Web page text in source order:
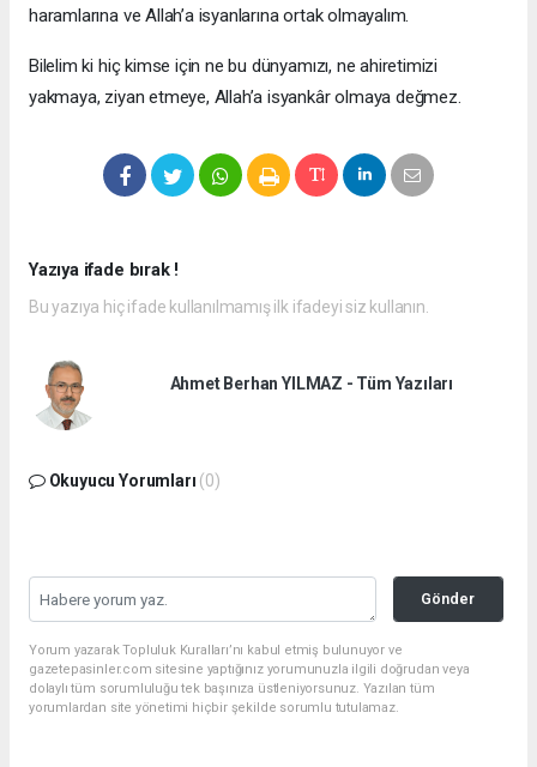
haramlarına ve Allah’a isyanlarına ortak olmayalım.
Bilelim ki hiç kimse için ne bu dünyamızı, ne ahiretimizi
yakmaya, ziyan etmeye, Allah’a isyankâr olmaya değmez.
Yazıya ifade bırak !
Bu yazıya hiç ifade kullanılmamış ilk ifadeyi siz kullanın.
Ahmet Berhan YILMAZ - Tüm Yazıları
Okuyucu Yorumları (0)
Gönder
Yorum yazarak Topluluk Kuralları’nı kabul etmiş bulunuyor ve
gazetepasinler.com sitesine yaptığınız yorumunuzla ilgili doğrudan veya
dolaylı tüm sorumluluğu tek başınıza üstleniyorsunuz. Yazılan tüm
yorumlardan site yönetimi hiçbir şekilde sorumlu tutulamaz.